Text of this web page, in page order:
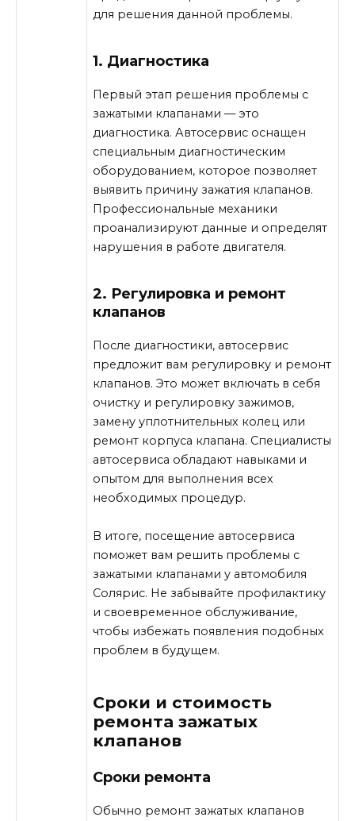
для решения данной проблемы.
1. Диагностика
Первый этап решения проблемы с
зажатыми клапанами — это
диагностика. Автосервис оснащен
специальным диагностическим
оборудованием, которое позволяет
выявить причину зажатия клапанов.
Профессиональные механики
проанализируют данные и определят
нарушения в работе двигателя.
2. Регулировка и ремонт
клапанов
После диагностики, автосервис
предложит вам регулировку и ремонт
клапанов. Это может включать в себя
очистку и регулировку зажимов,
замену уплотнительных колец или
ремонт корпуса клапана. Специалисты
автосервиса обладают навыками и
опытом для выполнения всех
необходимых процедур.
В итоге, посещение автосервиса
поможет вам решить проблемы с
зажатыми клапанами у автомобиля
Солярис. Не забывайте профилактику
и своевременное обслуживание,
чтобы избежать появления подобных
проблем в будущем.
Сроки и стоимость
ремонта зажатых
клапанов
Сроки ремонта
Обычно ремонт зажатых клапанов